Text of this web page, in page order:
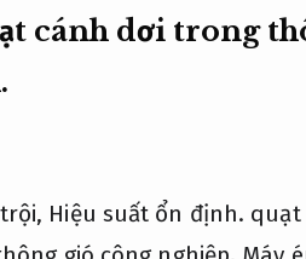
cánh dơi trong
Hiệu suất ổn định. quạt